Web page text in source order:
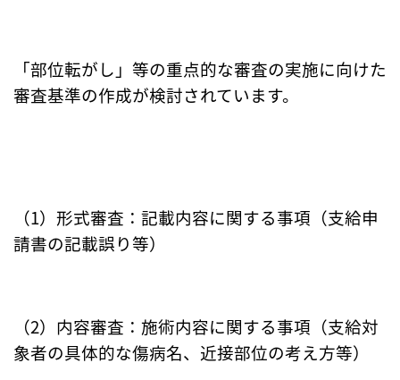
「部位転がし」等の重点的な審査の実施に向けた
審査基準の作成が検討されています。
（1）形式審査：記載内容に関する事項（支給申
請書の記載誤り等）
（2）内容審査：施術内容に関する事項（支給対
象者の具体的な傷病名、近接部位の考え方等）